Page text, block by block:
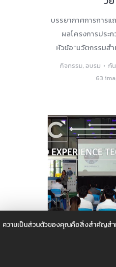
ความเป็นส่วนตัวของคุณคือสิ่งสำคัญสำห
บรรยากาศการการแ
ผลโครงการประ
หัวข้อ“นวัตกรรมสํ
กิจกรรม, อบรม
กั
63